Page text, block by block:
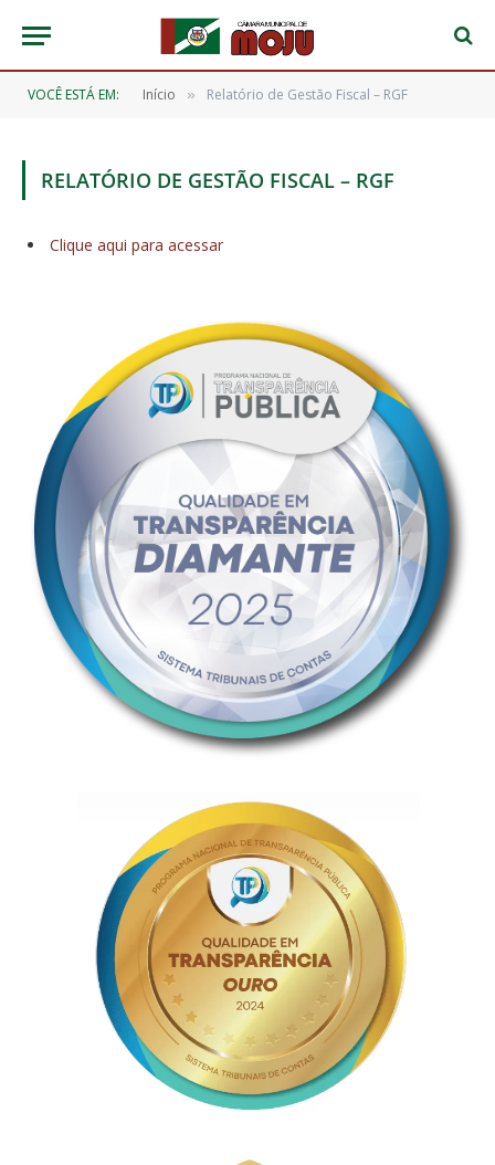
VOCÊ ESTÁ EM: Início » Relatório de Gestão Fiscal – RGF
RELATÓRIO DE GESTÃO FISCAL – RGF
Clique aqui para acessar